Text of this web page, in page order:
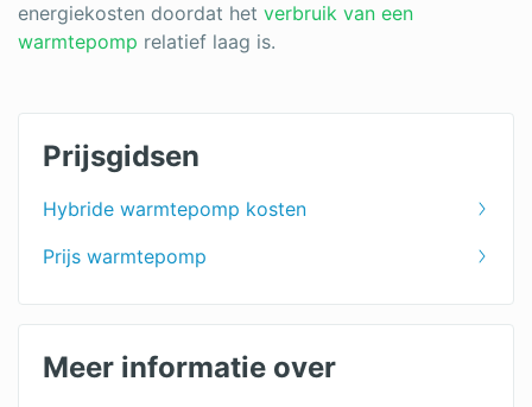
energiekosten doordat het verbruik van een
warmtepomp relatief laag is.
Prijsgidsen
Hybride warmtepomp kosten
Prijs warmtepomp
Meer informatie over